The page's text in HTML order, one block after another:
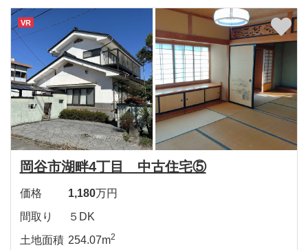
VR
岡谷市湖畔4丁目 中古住宅⑤
価格 1,180万円
間取り
５DK
土地面積 254.07m2